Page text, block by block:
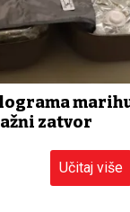
zatvor
Učitaj više